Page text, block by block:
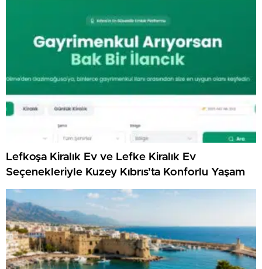
Lefkoşa Kiralık Ev ve Lefke Kiralık Ev
Seçenekleriyle Kuzey Kıbrıs’ta Konforlu Yaşam